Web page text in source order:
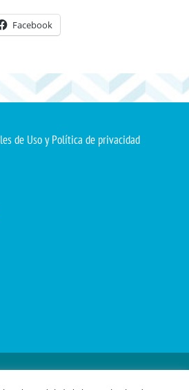
Facebook
de Uso y Política de privacidad